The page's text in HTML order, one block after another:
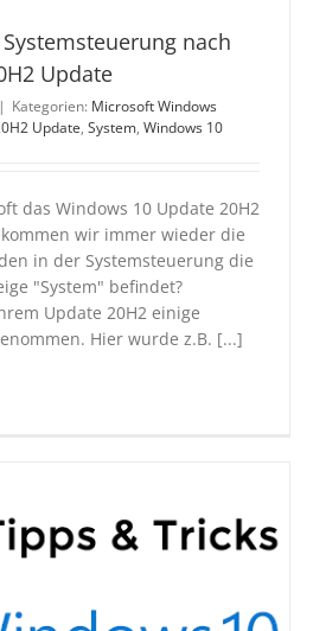
nach
Update
| Kategorien: Microsoft Windows
Update, System, Windows 10
das Windows 10 Update 20H2
wir immer wieder die
in der Systemsteuerung die
"System" befindet?
Update 20H2 einige
Hier wurde z.B. [...]